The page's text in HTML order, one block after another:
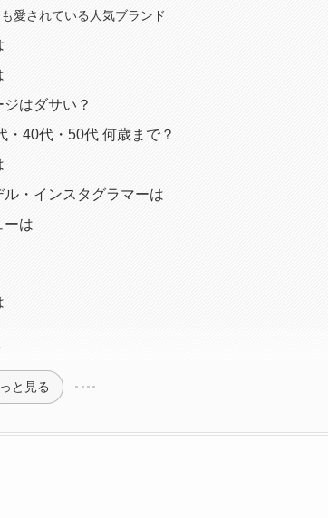
愛されている人気ブランド
はダサい？
40代・50代 何歳まで？
・インスタグラマーは
ーは
と見る